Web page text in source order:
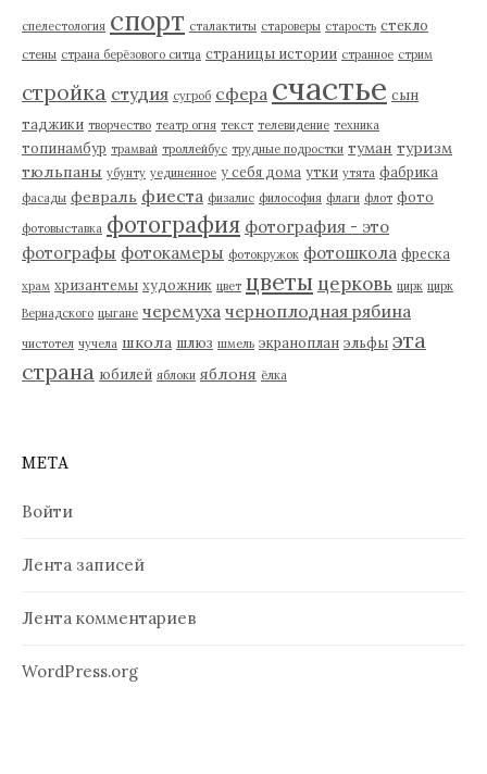
спелестология спорт сталактиты староверы старость стекло
стены страна берёзового ситца страницы истории странное стрим
стройка студия сугроб сфера счастье сын
таджики творчество театр огня текст телевидение техника
топинамбур трамвай троллейбус трудные подростки туман туризм
тюльпаны убунту уединенное у себя дома утки утята фабрика
фасады февраль фиеста физалис философия флаги флот фото
фотовыставка фотография фотография - это
фотографы фотокамеры фотокружок фотошкола фреска
храм хризантемы художник цвет цветы церковь цирк цирк
Вернадского цыгане черемуха черноплодная рябина
чистотел чучела школа шлюз шмель экраноплан эльфы эта
страна юбилей яблоки яблоня ёлка
МЕТА
Войти
Лента записей
Лента комментариев
WordPress.org